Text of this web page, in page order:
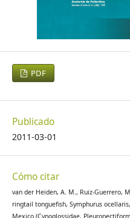
PDF
Publicado
2011-03-01
Cómo citar
van der Heiden, A. M., Ruiz-Guerrero,
ringtail tonguefish, Symphurus
Mexico (Cynoglossidae,